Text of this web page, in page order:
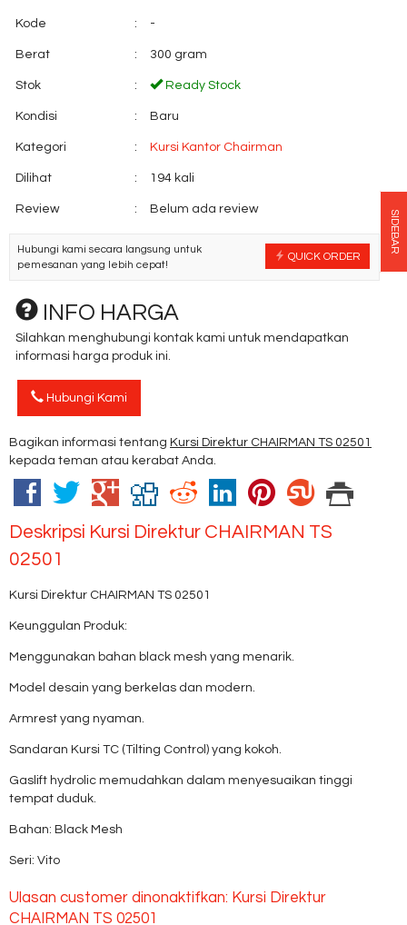
Kode : -
Berat : 300 gram
Stok : Ready Stock
Kondisi : Baru
Kategori : Kursi Kantor Chairman
Dilihat : 194 kali
Review : Belum ada review
QUICK ORDER
Hubungi kami secara langsung untuk
pemesanan yang lebih cepat!
INFO HARGA
Silahkan menghubungi kontak kami untuk mendapatkan
informasi harga produk ini.
Hubungi Kami
Bagikan informasi tentang Kursi Direktur CHAIRMAN TS 02501
kepada teman atau kerabat Anda.
Deskripsi Kursi Direktur CHAIRMAN TS
02501
Kursi Direktur CHAIRMAN TS 02501
Keunggulan Produk:
Menggunakan bahan black mesh yang menarik.
Model desain yang berkelas dan modern.
Armrest yang nyaman.
Sandaran Kursi TC (Tilting Control) yang kokoh.
Gaslift hydrolic memudahkan dalam menyesuaikan tinggi
tempat duduk.
Bahan: Black Mesh
Seri: Vito
Ulasan customer dinonaktifkan: Kursi Direktur
CHAIRMAN TS 02501
SIDEBAR